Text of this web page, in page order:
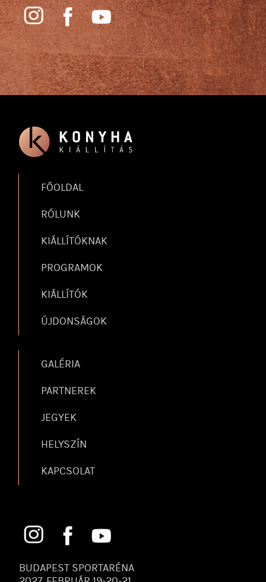
FŐOLDAL
RÓLUNK
KIÁLLÍTÓKNAK
PROGRAMOK
KIÁLLÍTÓK
ÚJDONSÁGOK
GALÉRIA
PARTNEREK
JEGYEK
HELYSZÍN
KAPCSOLAT
BUDAPEST SPORTARÉNA